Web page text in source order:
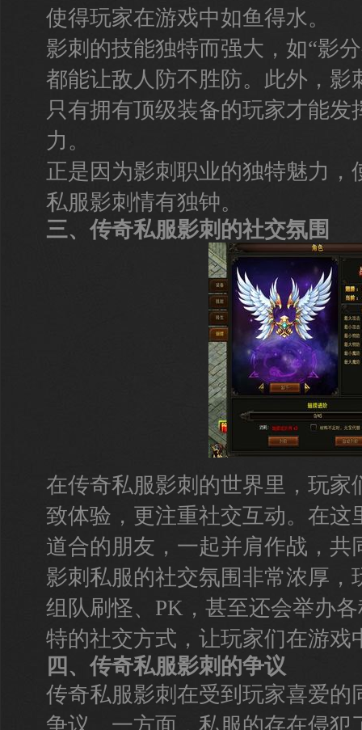
使得玩家在游戏中如鱼得水。
影刺的技能独特而强大，如“影
都能让敌人防不胜防。此外，影
只有拥有顶级装备的玩家才能发
力。
正是因为影刺职业的独特魅力，
私服影刺情有独钟。
三、传奇私服影刺的社交氛围
在传奇私服影刺的世界里，玩家
致体验，更注重社交互动。在这
道合的朋友，一起并肩作战，共
影刺私服的社交氛围非常浓厚，
组队刷怪、PK，甚至还会举办
特的社交方式，让玩家们在游戏
四、传奇私服影刺的争议
传奇私服影刺在受到玩家喜爱的
争议。一方面，私服的存在侵犯